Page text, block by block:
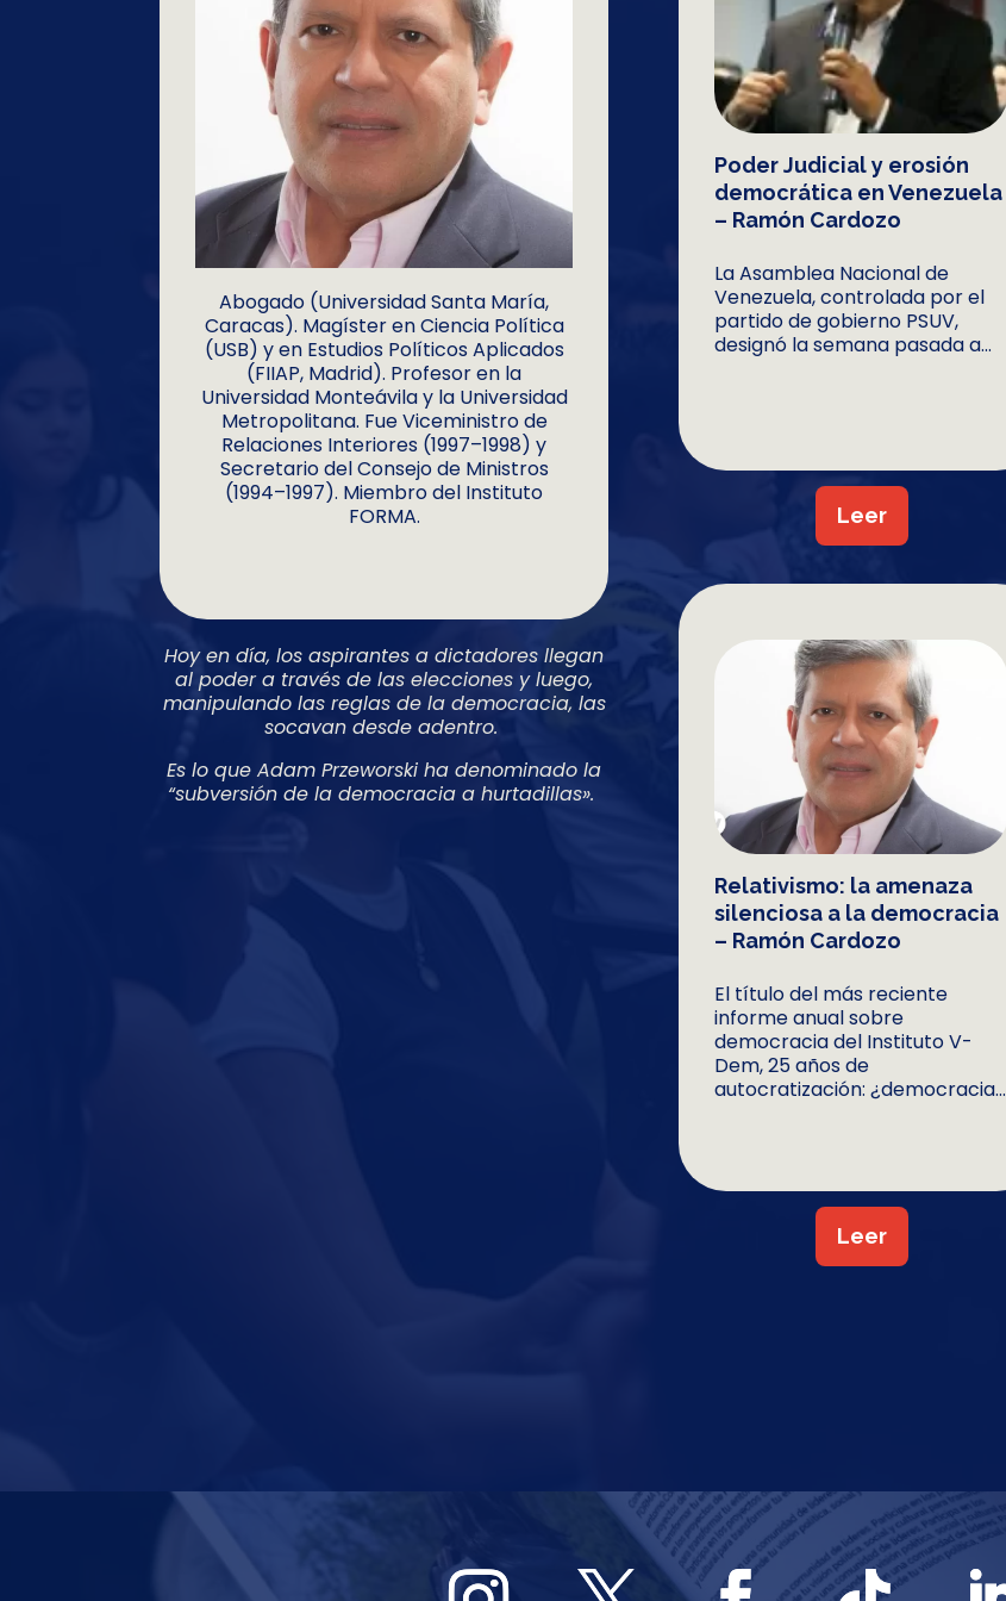
Abogado (Universidad Santa María,
Caracas). Magíster en Ciencia Política
(USB) y en Estudios Políticos Aplicados
(FIIAP, Madrid). Profesor en la
Universidad Monteávila y la Universidad
Metropolitana. Fue Viceministro de
Relaciones Interiores (1997–1998) y
Secretario del Consejo de Ministros
(1994–1997). Miembro del Instituto
FORMA.
Hoy en día, los aspirantes a dictadores llegan
al poder a través de las elecciones y luego,
manipulando las reglas de la democracia, las
socavan desde adentro.
Es lo que Adam Przeworski ha denominado la
“subversión de la democracia a hurtadillas».
Poder Judicial y erosión
democrática en Venezuela
– Ramón Cardozo
La Asamblea Nacional de
Venezuela, controlada por el
partido de gobierno PSUV,
designó la semana pasada a...
Leer
Relativismo: la amenaza
silenciosa a la democracia
– Ramón Cardozo
El título del más reciente
informe anual sobre
democracia del Instituto V-
Dem, 25 años de
autocratización: ¿democracia...
Leer